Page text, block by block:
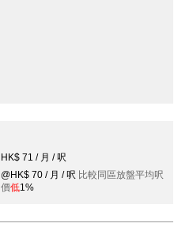
HK$ 71 / 月 / 呎
@HK$ 70 / 月 / 呎 比較同區放盤平均呎
價低1%